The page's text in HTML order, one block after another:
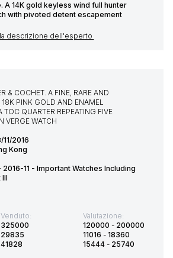
A 14K gold keyless wind full hunter
with pivoted detent escapement
descrizione dell'esperto
11/2016
Kong
11 - Important Watches Including
Venduto:
325000
29835
41828
Valutazione:
120000 - 200000
11016 - 18360
15444 - 25740